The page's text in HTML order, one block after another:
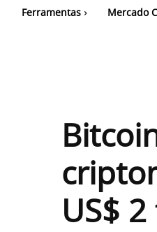
Ferramentas Mercado
US$